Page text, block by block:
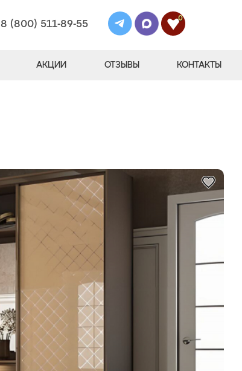
8 (800) 511-89-55
0
АКЦИИ ОТЗЫВЫ КОНТАКТЫ